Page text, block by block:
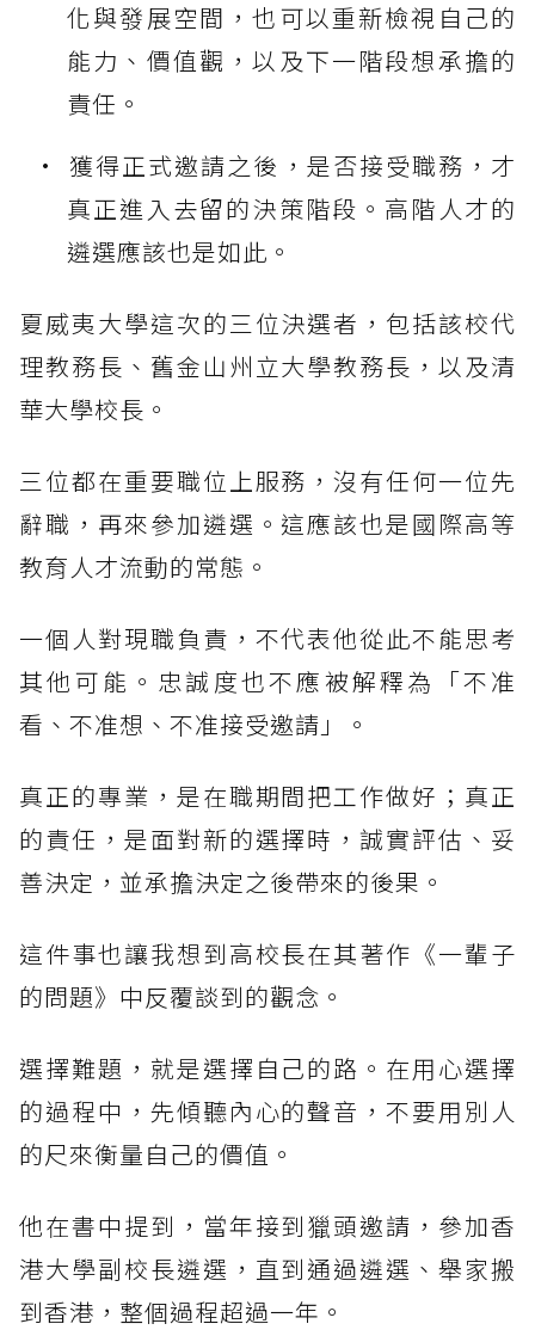
化與發展空間，也可以重新檢視自己的
能力、價值觀，以及下一階段想承擔的
責任。
獲得正式邀請之後，是否接受職務，才
真正進入去留的決策階段。高階人才的
遴選應該也是如此。
夏威夷大學這次的三位決選者，包括該校代
理教務長、舊金山州立大學教務長，以及清
華大學校長。
三位都在重要職位上服務，沒有任何一位先
辭職，再來參加遴選。這應該也是國際高等
教育人才流動的常態。
一個人對現職負責，不代表他從此不能思考
其他可能。忠誠度也不應被解釋為「不准
看、不准想、不准接受邀請」。
真正的專業，是在職期間把工作做好；真正
的責任，是面對新的選擇時，誠實評估、妥
善決定，並承擔決定之後帶來的後果。
這件事也讓我想到高校長在其著作《一輩子
的問題》中反覆談到的觀念。
選擇難題，就是選擇自己的路。在用心選擇
的過程中，先傾聽內心的聲音，不要用別人
的尺來衡量自己的價值。
他在書中提到，當年接到獵頭邀請，參加香
港大學副校長遴選，直到通過遴選、舉家搬
到香港，整個過程超過一年。